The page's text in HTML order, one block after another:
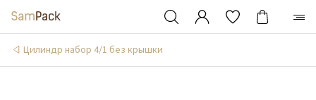
Цилиндр набор 4/1 без крышки